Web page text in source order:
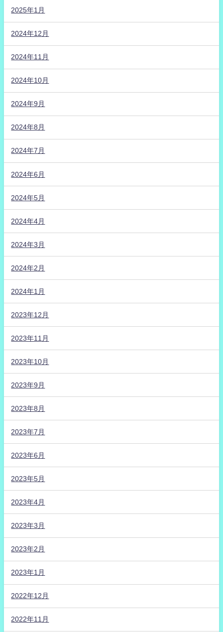
2025年1月
2024年12月
2024年11月
2024年10月
2024年9月
2024年8月
2024年7月
2024年6月
2024年5月
2024年4月
2024年3月
2024年2月
2024年1月
2023年12月
2023年11月
2023年10月
2023年9月
2023年8月
2023年7月
2023年6月
2023年5月
2023年4月
2023年3月
2023年2月
2023年1月
2022年12月
2022年11月